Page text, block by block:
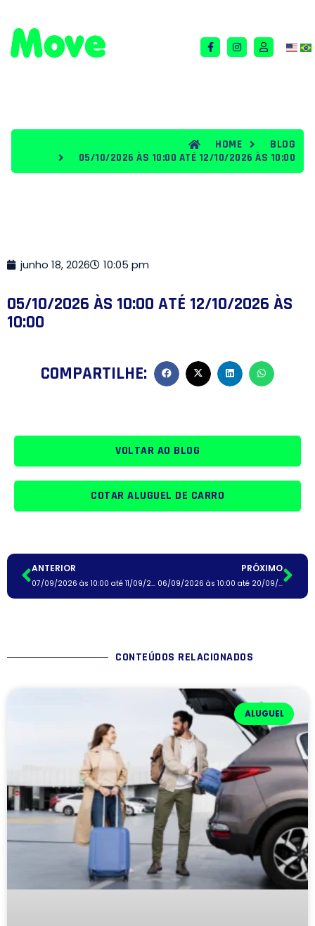
HOME
BLOG
05/10/2026 ÀS 10:00 ATÉ 12/10/2026 ÀS 10:00
junho 18, 2026 10:05 pm
05/10/2026 ÀS 10:00 ATÉ 12/10/2026 ÀS
10:00
COMPARTILHE:
VOLTAR AO BLOG
COTAR ALUGUEL DE CARRO
ANTERIOR
07/09/2026 às 10:00 até 11/09/2026 às 10:00
PRÓXIMO
06/09/2026 às 10:00 até 20/09/2026 às 10:00
CONTEÚDOS RELACIONADOS
ALUGUEL